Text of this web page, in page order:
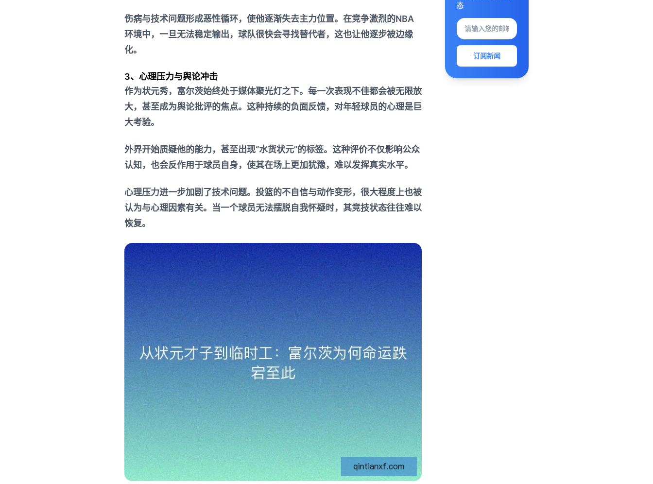
伤病与技术问题形成恶性循环，使他逐渐失去主力位置。在竞争激烈的NBA
环境中，一旦无法稳定输出，球队很快会寻找替代者，这也让他逐步被边缘
化。
3、心理压力与舆论冲击
作为状元秀，富尔茨始终处于媒体聚光灯之下。每一次表现不佳都会被无限放
大，甚至成为舆论批评的焦点。这种持续的负面反馈，对年轻球员的心理是巨
大考验。
外界开始质疑他的能力，甚至出现“水货状元”的标签。这种评价不仅影响公众
认知，也会反作用于球员自身，使其在场上更加犹豫，难以发挥真实水平。
心理压力进一步加剧了技术问题。投篮的不自信与动作变形，很大程度上也被
认为与心理因素有关。当一个球员无法摆脱自我怀疑时，其竞技状态往往难以
恢复。
态
订阅新闻